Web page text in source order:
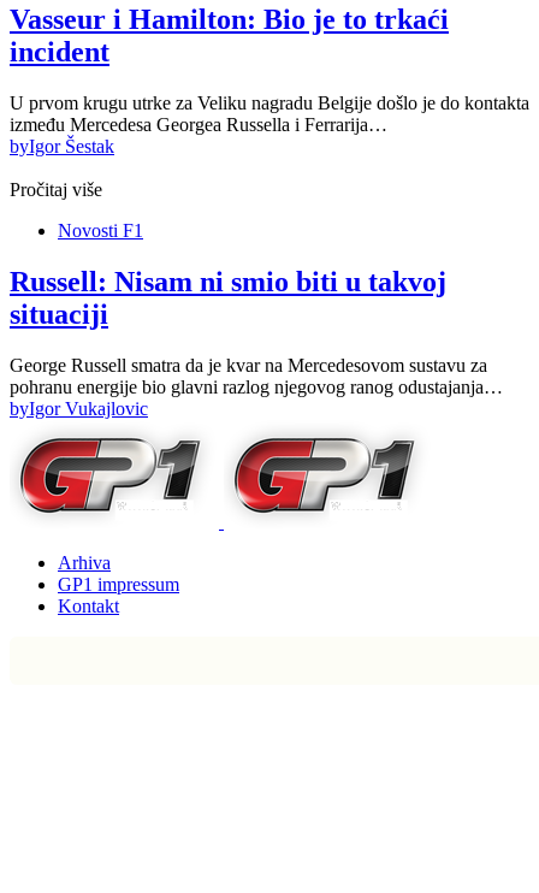
Vasseur i Hamilton: Bio je to trkaći
incident
U prvom krugu utrke za Veliku nagradu Belgije došlo je do kontakta
između Mercedesa Georgea Russella i Ferrarija…
byIgor Šestak
Pročitaj više
Novosti F1
Russell: Nisam ni smio biti u takvoj
situaciji
George Russell smatra da je kvar na Mercedesovom sustavu za
pohranu energije bio glavni razlog njegovog ranog odustajanja…
byIgor Vukajlovic
Arhiva
GP1 impressum
Kontakt